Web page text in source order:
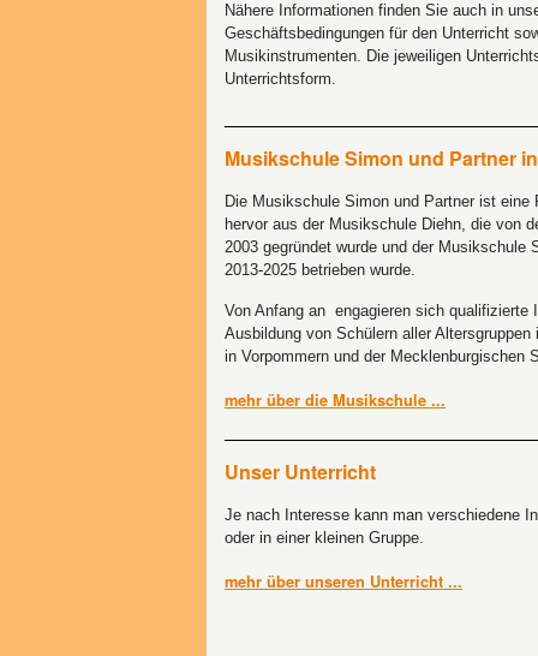
Nähere Informationen finden Sie auch in
Geschäftsbedingungen für den Unterricht
Musikinstrumenten. Die jeweiligen
Unterrichtsform.
Musikschule Simon und Partner
Die Musikschule Simon und Partner ist
hervor aus der Musikschule Diehn, die von
2003 gegründet wurde und der Musikschule
2013-2025 betrieben wurde.
Von Anfang an engagieren sich qualifizierte
Ausbildung von Schülern aller
in Vorpommern und der Mecklenburgischen
mehr über die Musikschule ...
Unser Unterricht
Je nach Interesse kann man verschiedene
oder in einer kleinen Gruppe.
mehr über unseren Unterricht ...